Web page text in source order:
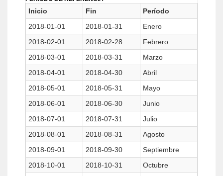
Inicio Fin
Período
2018-01-01
2018-01-31
Enero
2018-02-01
2018-02-28
Febrero
2018-03-01
2018-03-31
Marzo
2018-04-01
2018-04-30
Abril
2018-05-01
2018-05-31
Mayo
2018-06-01
2018-06-30
Junio
2018-07-01
2018-07-31
Julio
2018-08-01
2018-08-31
Agosto
2018-09-01
2018-09-30
Septiembre
2018-10-01
2018-10-31
Octubre